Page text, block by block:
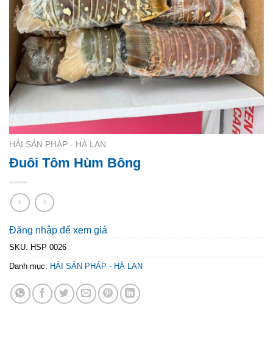
HẢI SẢN PHÁP - HÀ LAN
Đuôi Tôm Hùm Bông
Đăng nhập để xem giá
SKU: HSP 0026
Danh mục: HẢI SẢN PHÁP - HÀ LAN